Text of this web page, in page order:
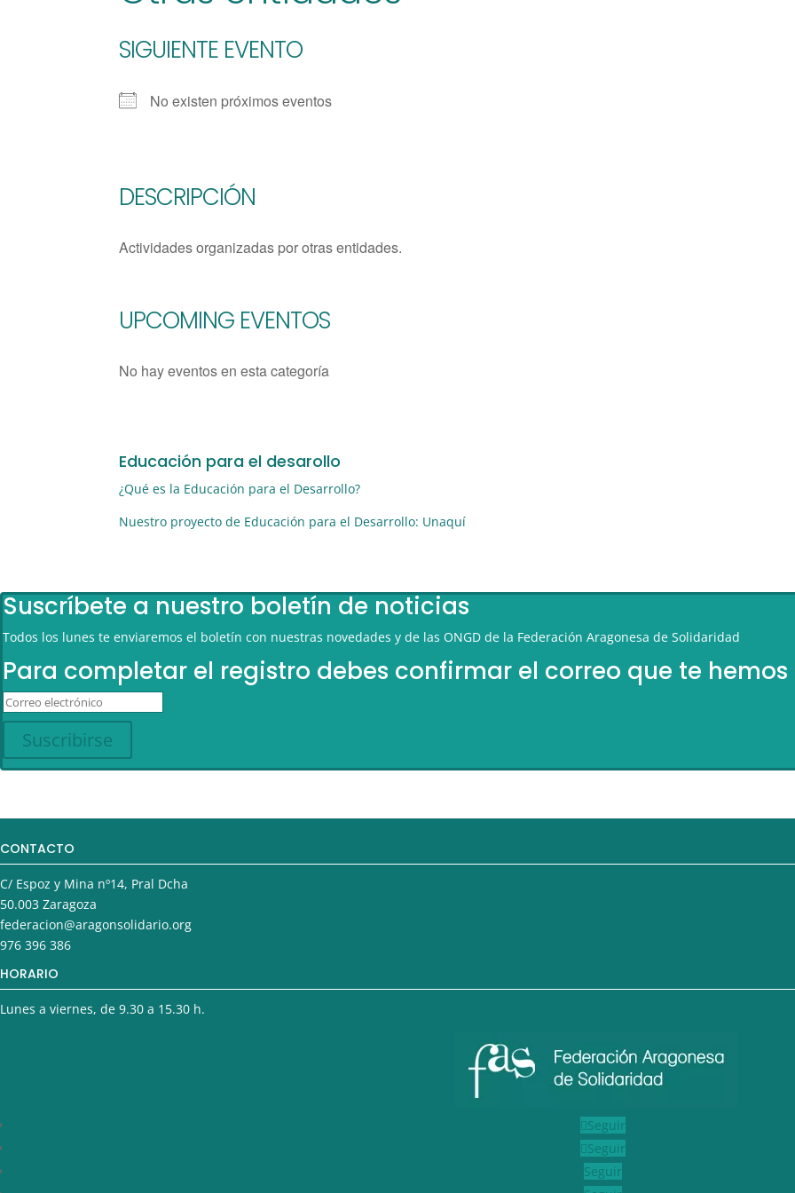
SIGUIENTE EVENTO
No existen próximos eventos
DESCRIPCIÓN
Actividades organizadas por otras entidades.
UPCOMING EVENTOS
No hay eventos en esta categoría
Educación para el desarollo
¿Qué es la Educación para el Desarrollo?
Nuestro proyecto de Educación para el Desarrollo: Unaquí
Suscríbete a nuestro boletín de noticias
Todos los lunes te enviaremos el boletín con nuestras novedades y de las ONGD de la Federación Aragonesa de Solidaridad
Para completar el registro debes confirmar el correo que te
Suscribirse
CONTACTO
C/ Espoz y Mina nº14, Pral Dcha
50.003 Zaragoza
federacion@aragonsolidario.org
976 396 386
HORARIO
Lunes a viernes, de 9.30 a 15.30 h.
Seguir
Seguir
Seguir